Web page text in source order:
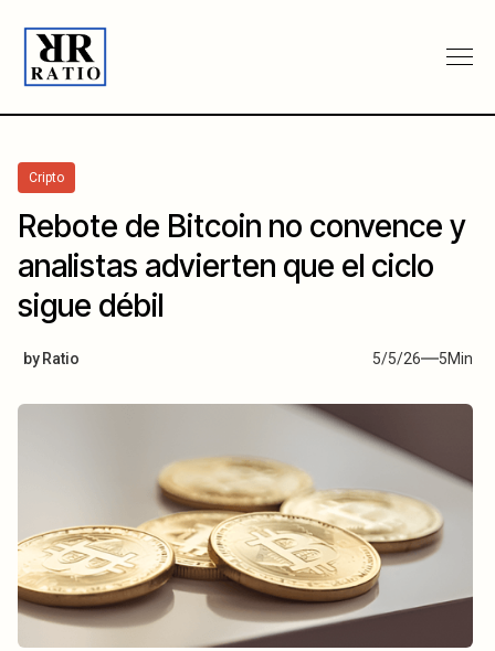
Cripto
Rebote de Bitcoin no convence y
analistas advierten que el ciclo
sigue débil
by Ratio 5/5/26 5Min